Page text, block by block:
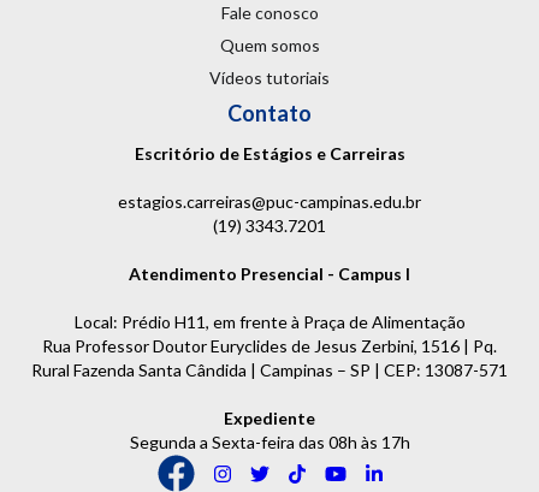
Fale conosco
Quem somos
Vídeos tutoriais
Contato
Escritório de Estágios e Carreiras
estagios.carreiras@puc-campinas.edu.br
(19) 3343.7201
Atendimento Presencial - Campus I
Local: Prédio H11, em frente à Praça de Alimentação
Rua Professor Doutor Euryclides de Jesus Zerbini, 1516 | Pq.
Rural Fazenda Santa Cândida | Campinas – SP | CEP: 13087-571
Expediente
Segunda a Sexta-feira das 08h às 17h